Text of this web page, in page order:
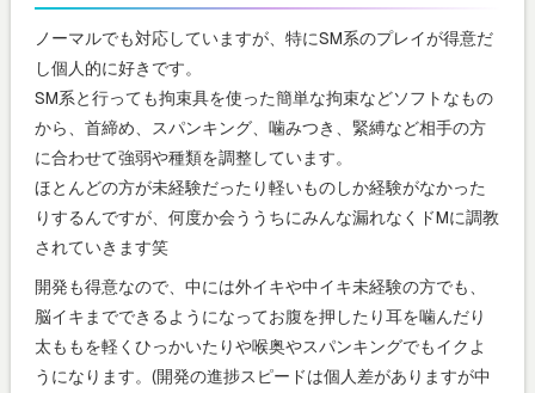
ノーマルでも対応していますが、特にSM系のプレイが得意だ
し個人的に好きです。
SM系と行っても拘束具を使った簡単な拘束などソフトなもの
から、首締め、スパンキング、噛みつき、緊縛など相手の方
に合わせて強弱や種類を調整しています。
ほとんどの方が未経験だったり軽いものしか経験がなかった
りするんですが、何度か会ううちにみんな漏れなくドMに調教
されていきます笑
開発も得意なので、中には外イキや中イキ未経験の方でも、
脳イキまでできるようになってお腹を押したり耳を噛んだり
太ももを軽くひっかいたりや喉奥やスパンキングでもイクよ
うになります。(開発の進捗スピードは個人差がありますが中